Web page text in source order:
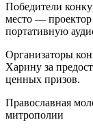
Победители
место —
портативную
Организаторы
Харину за
ценных призов.
Православная
митрополии